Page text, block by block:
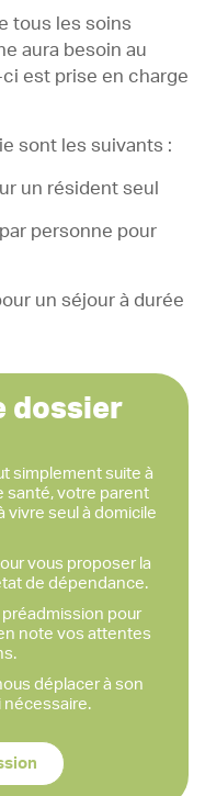
tous les soins
aura besoin au
est prise en charge
sont les suivants :
un résident seul
personne pour
un séjour à durée
dossier
simplement suite à
santé, votre parent
vivre seul à domicile
vous proposer la
de dépendance.
préadmission pour
note vos attentes
déplacer à son
nécessaire.